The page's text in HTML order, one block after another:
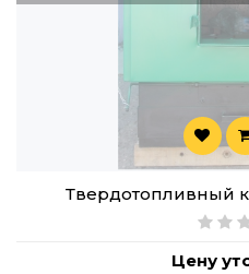
Твердотопливный
Цену